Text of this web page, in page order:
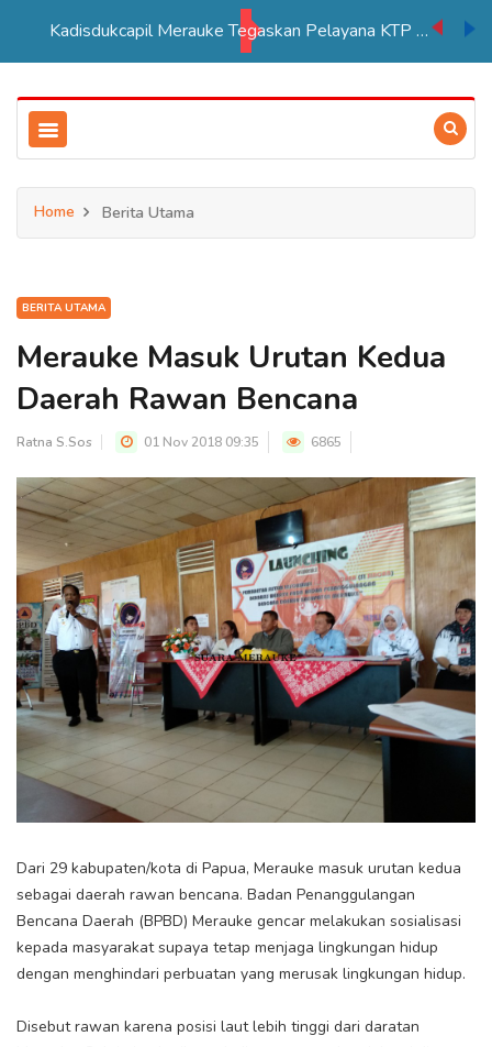
Kadisdukcapil Merauke Tegaskan Pelayana KTP Sesuai SOP
Home Berita Utama
BERITA UTAMA
Merauke Masuk Urutan Kedua
Daerah Rawan Bencana
Ratna S.Sos 01 Nov 2018 09:35 6865
Dari 29 kabupaten/kota di Papua, Merauke masuk urutan kedua
sebagai daerah rawan bencana. Badan Penanggulangan
Bencana Daerah (BPBD) Merauke gencar melakukan sosialisasi
kepada masyarakat supaya tetap menjaga lingkungan hidup
dengan menghindari perbuatan yang merusak lingkungan hidup.
Disebut rawan karena posisi laut lebih tinggi dari daratan